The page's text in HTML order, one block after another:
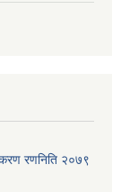
रणनिति २०७९